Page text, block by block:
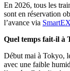
En 2026, tous les
sont en réservation
l’avance via SmartEX
Quel temps fait-il à
Début mai à Tokyo,
avec une faible